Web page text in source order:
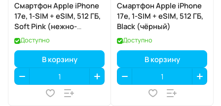
Смартфон Apple iPhone
17e, 1-SIM + eSIM, 512 ГБ,
Soft Pink (нежно-
розовый)
Доступно
В корзину
Смартфон Apple iPhone
17e, 1-SIM + eSIM, 512 ГБ,
Black (чёрный)
Доступно
В корзину